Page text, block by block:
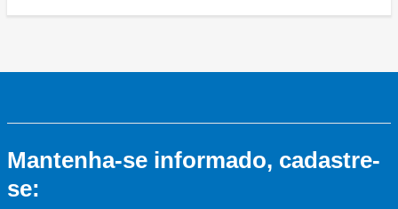
Mantenha-se informado, cadastre-
se: